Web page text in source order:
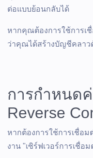
ต่อแบบย้อนกลับได้
หากคุณต้องการใช้การเ
ว่าคุณได้สร้างบัญชีคลาว
การกำหนด
Reverse
หากต้องการใช้การเชื่อ
งาน "เซิร์ฟเวอร์การเชื่